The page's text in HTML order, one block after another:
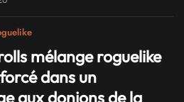
mélange roguelike
dans un
aux donjons de la